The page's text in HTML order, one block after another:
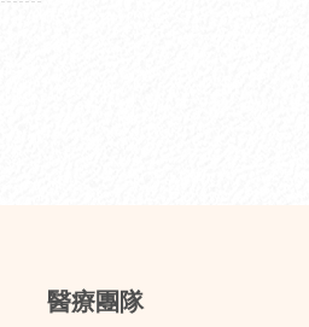
醫療團隊